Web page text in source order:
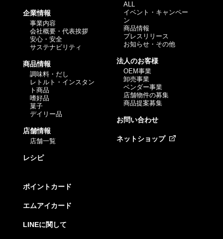
企業情報
事業内容
会社概要・代表挨拶
安心・安全
サステナビリティ
商品情報
調味料・だし
レトルト・インスタン
ト商品
嗜好品
菓子
デイリー品
店舗情報
店舗一覧
レシピ
ALL
イベント・キャンペー
ン
商品情報
プレスリリース
お知らせ・その他
法人のお客様
OEM事業
卸売事業
ベンダー事業
店舗物件の募集
商品提案募集
お問い合わせ
ネットショップ
ポイントカード
エムアイカード
LINEに関して